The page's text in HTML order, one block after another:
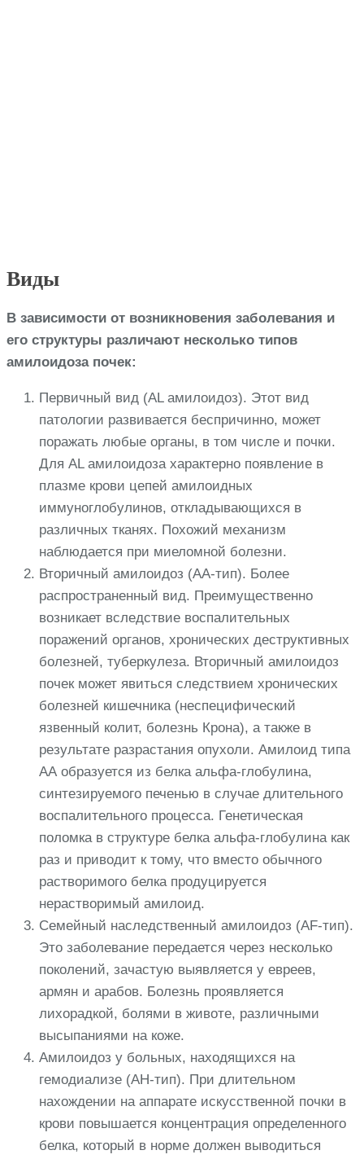
Виды
В зависимости от возникновения заболевания и
его структуры различают несколько типов
амилоидоза почек:
Первичный вид (AL амилоидоз). Этот вид
патологии развивается беспричинно, может
поражать любые органы, в том числе и почки.
Для AL амилоидоза характерно появление в
плазме крови цепей амилоидных
иммуноглобулинов, откладывающихся в
различных тканях. Похожий механизм
наблюдается при миеломной болезни.
Вторичный амилоидоз (АА-тип). Более
распространенный вид. Преимущественно
возникает вследствие воспалительных
поражений органов, хронических деструктивных
болезней, туберкулеза. Вторичный амилоидоз
почек может явиться следствием хронических
болезней кишечника (неспецифический
язвенный колит, болезнь Крона), а также в
результате разрастания опухоли. Амилоид типа
АА образуется из белка альфа-глобулина,
синтезируемого печенью в случае длительного
воспалительного процесса. Генетическая
поломка в структуре белка альфа-глобулина как
раз и приводит к тому, что вместо обычного
растворимого белка продуцируется
нерастворимый амилоид.
Семейный наследственный амилоидоз (AF-тип).
Это заболевание передается через несколько
поколений, зачастую выявляется у евреев,
армян и арабов. Болезнь проявляется
лихорадкой, болями в животе, различными
высыпаниями на коже.
Амилоидоз у больных, находящихся на
гемодиализе (AH-тип). При длительном
нахождении на аппарате искусственной почки в
крови повышается концентрация определенного
белка, который в норме должен выводиться